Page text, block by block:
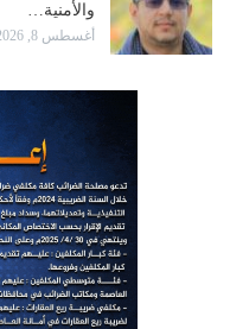
والأمنية…
أغسطس 8, 2026